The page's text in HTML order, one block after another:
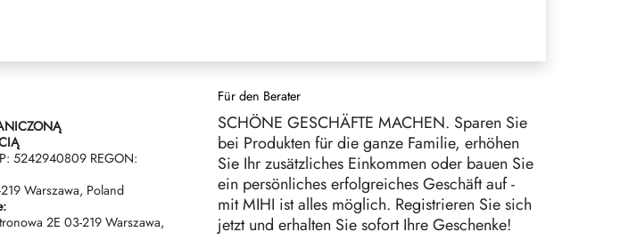
5242940809 REGON:
Warszawa, Poland
2Е 03-219 Warszawa,
Für den Berater
SCHÖNE GESCHÄFTE MACHEN. Sparen Sie
bei Produkten für die ganze Familie, erhöhen
Sie Ihr zusätzliches Einkommen oder bauen Sie
ein persönliches erfolgreiches Geschäft auf -
mit MIHI ist alles möglich. Registrieren Sie sich
jetzt und erhalten Sie sofort Ihre Geschenke!